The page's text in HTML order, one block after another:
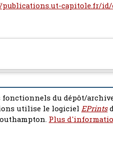
publications.ut-capitole.fr/
fonctionnels du dépôt/
utilise le logiciel EPrints
Plus